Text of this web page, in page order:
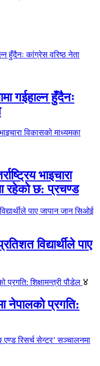
गईहाल्न हुँदैनः
भाइचारा
रहेको छ: प्रचण्ड
विद्यार्थीले पाए
४
नेपालको प्रगति: